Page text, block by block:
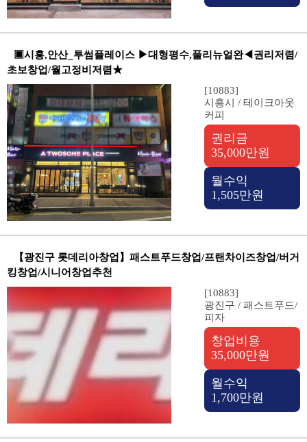
▣시흥,안산_투썸플레이스 ▶대형평수,풀리뉴얼완◀권리저렴/
초보창업/월고정비저렴★
[10883]
시흥시 / 테이크아웃
커피
권리금
35,000만원
월수익
1,505만원
【광진구 롯데리아창업】패스트푸드창업/프랜차이즈창업/버거
킹창업/시니어창업추천
[10883]
광진구 / 패스트푸드/
피자
창업비용
35,000만원
월수익
1,700만원